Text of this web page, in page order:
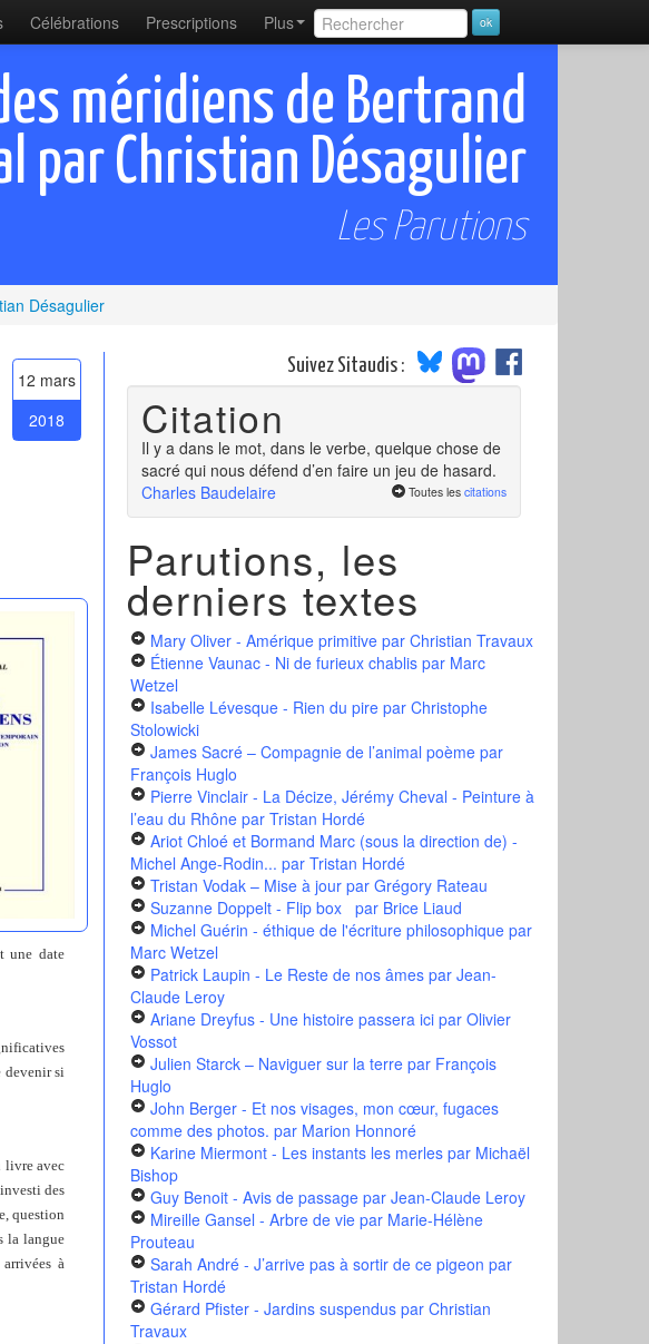
Célébrations Prescriptions Plus
méridiens de Bertrand
par Christian Désagulier
Les Parutions
Désagulier
12 mars
2018
une date
devenir si
livre avec
des
question
la langue
à
Suivez Sitaudis :
Citation
Il y a dans le mot, dans le verbe, quelque chose de
sacré qui nous défend d’en faire un jeu de hasard.
Charles Baudelaire
Toutes les citations
Parutions, les
derniers textes
Mary Oliver - Amérique primitivepar Christian Travaux
Étienne Vaunac - Ni de furieux chablispar Marc
Wetzel
Isabelle Lévesque - Rien du pirepar Christophe
Stolowicki
James Sacré – Compagnie de l’animal poèmepar
François Huglo
Pierre Vinclair - La Décize, Jérémy Cheval - Peinture à
l’eau du Rhônepar Tristan Hordé
Ariot Chloé et Bormand Marc (sous la direction de) -
Michel Ange-Rodin... par Tristan Hordé
Tristan Vodak – Mise à jourpar Grégory Rateau
Suzanne Doppelt - Flip box par Brice Liaud
Michel Guérin - éthique de l'écriture philosophiquepar
Marc Wetzel
Patrick Laupin - Le Reste de nos âmespar Jean-
Claude Leroy
Ariane Dreyfus - Une histoire passera icipar Olivier
Vossot
Julien Starck – Naviguer sur la terrepar François
Huglo
John Berger - Et nos visages, mon cœur, fugaces
comme des photos. par Marion Honnoré
Karine Miermont - Les instants les merlespar Michaël
Bishop
Guy Benoit - Avis de passagepar Jean-Claude Leroy
Mireille Gansel - Arbre de viepar Marie-Hélène
Prouteau
Sarah André - J’arrive pas à sortir de ce pigeon par
Tristan Hordé
Gérard Pfister - Jardins suspenduspar Christian
Travaux